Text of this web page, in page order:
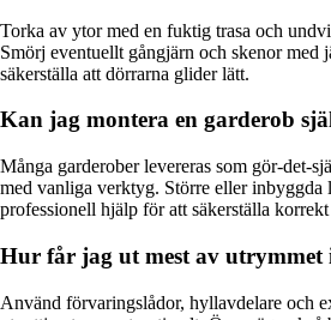
Torka av ytor med en fuktig trasa och
Smörj eventuellt gångjärn och skenor med
säkerställa att dörrarna glider lätt.
Kan jag montera en garderob
Många garderober levereras som gör-det-
med vanliga verktyg. Större eller inbyggda
professionell hjälp för att säkerställa
Hur får jag ut mest av utrymmet
Använd förvaringslådor, hyllavdelare och